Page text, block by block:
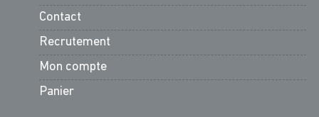
Contact
Recrutement
Mon compte
Panier